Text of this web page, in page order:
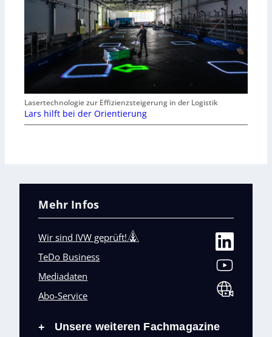
Lasertechnologie zur Effizienzsteigerung in der Logistik
Lars hilft bei der Orientierung
Mehr Infos
Wir sind IVW geprüft!
TeDo Business
Mediadaten
Abo-Service
+ Unsere weiteren Fachmagazine